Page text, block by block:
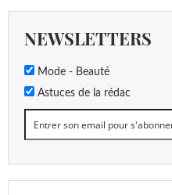
NEWSLETTERS
Mode - Beauté
Astuces de la rédac